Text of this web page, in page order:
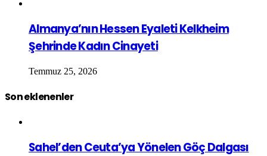
Almanya’nın Hessen Eyaleti Kelkheim
Şehrinde Kadın Cinayeti
Temmuz 25, 2026
Son eklenenler
Sahel’den Ceuta’ya Yönelen Göç Dalgası